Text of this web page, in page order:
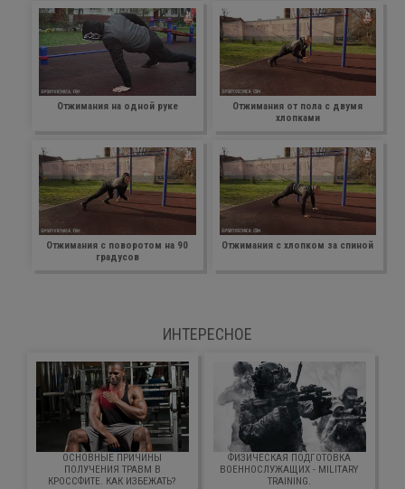
Отжимания на одной руке
Отжимания от пола с двумя
хлопками
Отжимания с поворотом на 90
градусов
Отжимания с хлопком за спиной
ИНТЕРЕСНОЕ
ОСНОВНЫЕ ПРИЧИНЫ
ПОЛУЧЕНИЯ ТРАВМ В
КРОССФИТЕ. КАК ИЗБЕЖАТЬ?
ФИЗИЧЕСКАЯ ПОДГОТОВКА
ВОЕННОСЛУЖАЩИХ - MILITARY
TRAINING.